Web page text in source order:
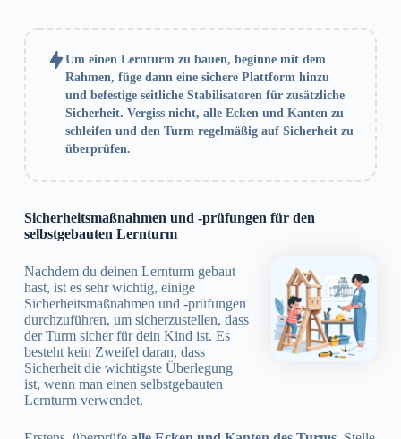
Um einen Lernturm zu bauen, beginne mit dem
Rahmen, füge dann eine sichere Plattform hinzu
und befestige seitliche Stabilisatoren für zusätzliche
Sicherheit. Vergiss nicht, alle Ecken und Kanten zu
schleifen und den Turm regelmäßig auf Sicherheit zu
überprüfen.
Sicherheitsmaßnahmen und -prüfungen für den
selbstgebauten Lernturm
Nachdem du deinen Lernturm gebaut
hast, ist es sehr wichtig, einige
Sicherheitsmaßnahmen und -prüfungen
durchzuführen, um sicherzustellen, dass
der Turm sicher für dein Kind ist. Es
besteht kein Zweifel daran, dass
Sicherheit die wichtigste Überlegung
ist, wenn man einen selbstgebauten
Lernturm verwendet.